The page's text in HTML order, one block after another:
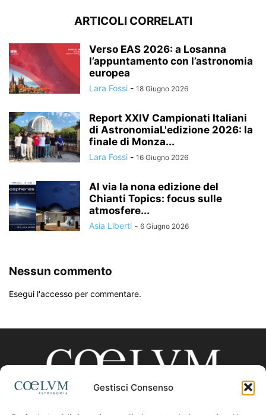
Gestisci Consenso
ARTICOLI CORRELATI
Verso EAS 2026: a Losanna
l’appuntamento con l’astronomia
europea
Lara Fossi - 18 Giugno 2026
Report XXIV Campionati Italiani
di AstronomiaL'edizione 2026: la
finale di Monza...
Lara Fossi - 16 Giugno 2026
Al via la nona edizione del
Chianti Topics: focus sulle
atmosfere...
Asia Liberti - 6 Giugno 2026
Nessun commento
Esegui l'accesso per commentare.